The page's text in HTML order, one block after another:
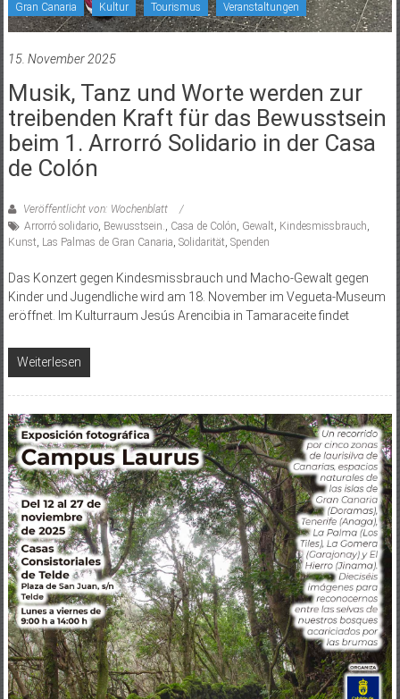
Gran Canaria Kultur Tourismus Veranstaltungen
15. November 2025
Musik, Tanz und Worte werden zur
treibenden Kraft für das Bewusstsein
beim 1. Arrorró Solidario in der Casa
de Colón
Veröffentlicht von: Wochenblatt
Arrorró solidario, Bewusstsein., Casa de Colón, Gewalt, Kindesmissbrauch,
Kunst, Las Palmas de Gran Canaria, Solidarität, Spenden
Das Konzert gegen Kindesmissbrauch und Macho-Gewalt gegen
Kinder und Jugendliche wird am 18. November im Vegueta-Museum
eröffnet. Im Kulturraum Jesús Arencibia in Tamaraceite findet
Weiterlesen